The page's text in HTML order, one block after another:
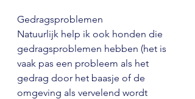
Gedragsproblemen
Natuurlijk help ik ook honden die
gedragsproblemen hebben (het is
vaak pas een probleem als het
gedrag door het baasje of de
omgeving als vervelend wordt